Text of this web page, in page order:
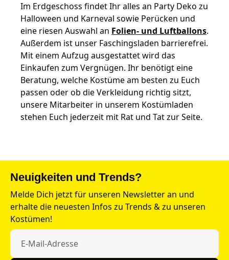
Im Erdgeschoss findet Ihr alles an Party Deko zu
Halloween und Karneval sowie Perücken und
eine riesen Auswahl an Folien- und Luftballons.
Außerdem ist unser Faschingsladen barrierefrei.
Mit einem Aufzug ausgestattet wird das
Einkaufen zum Vergnügen. Ihr benötigt eine
Beratung, welche Kostüme am besten zu Euch
passen oder ob die Verkleidung richtig sitzt,
unsere Mitarbeiter in unserem Kostümladen
stehen Euch jederzeit mit Rat und Tat zur Seite.
Neuigkeiten und Trends?
Melde Dich jetzt für unseren Newsletter an und
erhalte die neuesten Infos zu Trends & zu unseren
Kostümen!